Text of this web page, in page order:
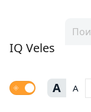
IQ Veles
A A